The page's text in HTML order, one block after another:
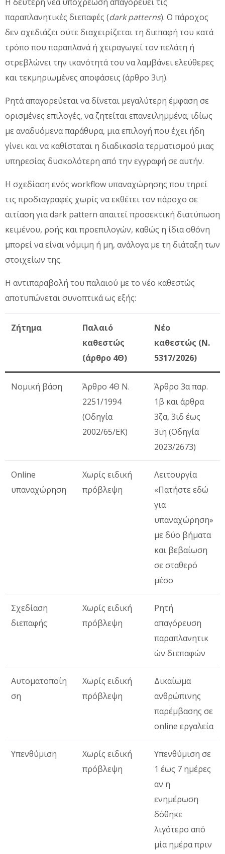
Η δεύτερη νέα υποχρέωση απαγορεύει τις
παραπλανητικές διεπαφές (dark patterns). Ο πάροχος
δεν σχεδιάζει ούτε διαχειρίζεται τη διεπαφή του κατά
τρόπο που παραπλανά ή χειραγωγεί τον πελάτη ή
στρεβλώνει την ικανότητά του να λαμβάνει ελεύθερες
και τεκμηριωμένες αποφάσεις (άρθρο 3ιη).
Ρητά απαγορεύεται να δίνεται μεγαλύτερη έμφαση σε
ορισμένες επιλογές, να ζητείται επανειλημμένα, ιδίως
με αναδυόμενα παράθυρα, μια επιλογή που έχει ήδη
γίνει και να καθίσταται η διαδικασία τερματισμού μιας
υπηρεσίας δυσκολότερη από την εγγραφή σε αυτήν.
Η σχεδίαση ενός workflow υπαναχώρησης που τηρεί
τις προδιαγραφές χωρίς να εκθέτει τον πάροχο σε
αιτίαση για dark pattern απαιτεί προσεκτική διατύπωση
κειμένου, ροής και προεπιλογών, καθώς η ίδια οθόνη
μπορεί να είναι νόμιμη ή μη, ανάλογα με τη διάταξη των
στοιχείων της.
Η αντιπαραβολή του παλαιού με το νέο καθεστώς
αποτυπώνεται συνοπτικά ως εξής:
Ζήτημα
Παλαιό
καθεστώς
(άρθρο 4Θ)
Νέο
καθεστώς (Ν.
5317/2026)
Νομική βάση
Άρθρο 4Θ Ν.
2251/1994
(Οδηγία
2002/65/ΕΚ)
Άρθρο 3α παρ.
1β και άρθρα
3ζα, 3ιδ έως
3ιη (Οδηγία
2023/2673)
Online
υπαναχώρηση
Χωρίς ειδική
πρόβλεψη
Λειτουργία
«Πατήστε εδώ
για
υπαναχώρηση»
με δύο βήματα
και βεβαίωση
σε σταθερό
μέσο
Σχεδίαση
διεπαφής
Χωρίς ειδική
πρόβλεψη
Ρητή
απαγόρευση
παραπλανητικ
ών διεπαφών
Αυτοματοποίη
ση
Χωρίς ειδική
πρόβλεψη
Δικαίωμα
ανθρώπινης
παρέμβασης σε
online εργαλεία
Υπενθύμιση
Χωρίς ειδική
πρόβλεψη
Υπενθύμιση σε
1 έως 7 ημέρες
αν η
ενημέρωση
δόθηκε
λιγότερο από
μία ημέρα πριν